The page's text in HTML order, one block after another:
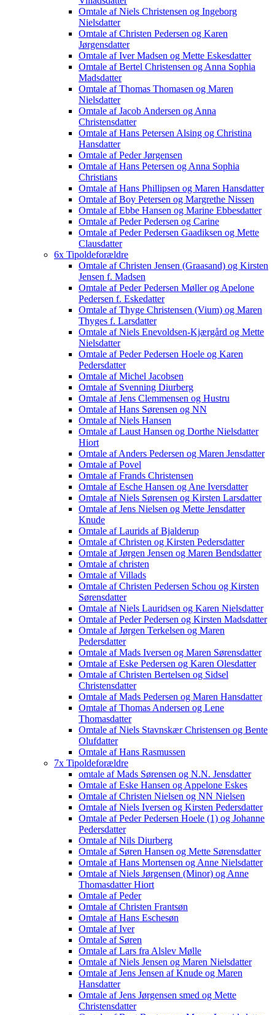
Omtale af Niels Christensen og Ingeborg
Nielsdatter
Omtale af Christen Pedersen og Karen
Jørgensdatter
Omtale af Iver Madsen og Mette Eskesdatter
Omtale af Bertel Christensen og Anna Sophia
Madsdatter
Omtale af Thomas Thomasen og Maren
Nielsdatter
Omtale af Jacob Andersen og Anna
Christensdatter
Omtale af Hans Petersen Alsing og Christina
Hansdatter
Omtale af Peder Jørgensen
Omtale af Hans Petersen og Anna Sophia
Christians
Omtale af Hans Phillipsen og Maren Hansdatter
Omtale af Boy Petersen og Margrethe Nissen
Omtale af Ebbe Hansen og Marine Ebbesdatter
Omtale af Peder Pedersen og Carine
Omtale af Peder Pedersen Gaadiksen og Mette
Clausdatter
6x Tipoldeforældre
Omtale af Christen Jensen (Graasand) og Kirsten
Jensen f. Madsen
Omtale af Peder Pedersen Møller og Apelone
Pedersen f. Eskedatter
Omtale af Thyge Christensen (Vium) og Maren
Thyges f. Larsdatter
Omtale af Niels Enevoldsen-Kjærgård og Mette
Nielsdatter
Omtale af Peder Pedersen Hoele og Karen
Pedersdatter
Omtale af Michel Jacobsen
Omtale af Svenning Diurberg
Omtale af Jens Clemmensen og Hustru
Omtale af Hans Sørensen og NN
Omtale af Niels Hansen
Omtale af Laust Hansen og Dorthe Nielsdatter
Hiort
Omtale af Anders Pedersen og Maren Jensdatter
Omtale af Povel
Omtale af Frands Christensen
Omtale af Esche Hansen og Ane Iversdatter
Omtale af Niels Sørensen og Kirsten Larsdatter
Omtale af Jens Nielsen og Mette Jensdatter
Knude
Omtale af Laurids af Bjalderup
Omtale af Christen og Kirsten Pedersdatter
Omtale af Jørgen Jensen og Maren Bendsdatter
Omtale af christen
Omtale af Villads
Omtale af Christen Pedersen Schou og Kirsten
Sørensdatter
Omtale af Niels Lauridsen og Karen Nielsdatter
Omtale af Peder Pedersen og Kirsten Madsdatter
Omtale af Jørgen Terkelsen og Maren
Pedersdatter
Omtale af Mads Iversen og Maren Sørensdatter
Omtale af Eske Pedersen og Karen Olesdatter
Omtale af Christen Bertelsen og Sidsel
Christensdatter
Omtale af Mads Pedersen og Maren Hansdatter
Omtale af Thomas Andersen og Lene
Thomasdatter
Omtale af Niels Stavnskær Christensen og Bente
Olufdatter
Omtale af Hans Rasmussen
7x Tipoldeforældre
omtale af Mads Sørensen og N.N. Jensdatter
Omtale af Eske Hansen og Appelone Eskes
Omtale af Christen Nielsen og NN Nielsen
Omtale af Niels Iversen og Kirsten Pedersdatter
Omtale af Peder Pedersen Hoele (1) og Johanne
Pedersdatter
Omtale af Nils Diurberg
Omtale af Søren Hansen og Mette Sørensdatter
Omtale af Hans Mortensen og Anne Nielsdatter
Omtale af Niels Jørgensen (Minor) og Anne
Thomasdatter Hiort
Omtale af Peder
Omtale af Christen Frantsøn
Omtale af Hans Eschesøn
Omtale af Iver
Omtale af Søren
Omtale af Lars fra Alslev Mølle
Omtale af Niels Jensen og Maren Nielsdatter
Omtale af Jens Jensen af Knude og Maren
Hansdatter
Omtale af Jens Jørgensen smed og Mette
Christensdatter